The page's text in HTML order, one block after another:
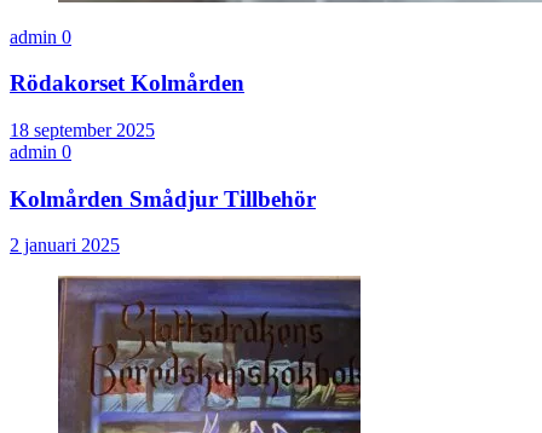
admin 0
Rödakorset Kolmården
18 september 2025
admin 0
Kolmården Smådjur Tillbehör
2 januari 2025